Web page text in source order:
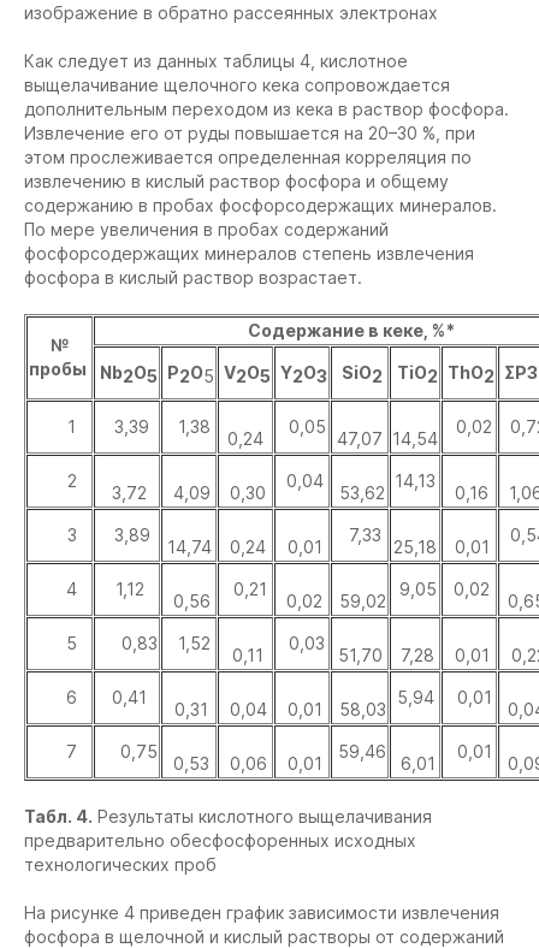
изображение в обратно рассеянных электронах
Как следует из данных таблицы 4, кислотное
выщелачивание щелочного кека сопровождается
дополнительным переходом из кека в раствор фосфора.
Извлечение его от руды повышается на 20–30 %, при
этом прослеживается определенная корреляция по
извлечению в кислый раствор фосфора и общему
содержанию в пробах фосфорсодержащих минералов.
По мере увеличения в пробах содержаний
фосфорсодержащих минералов степень извлечения
фосфора в кислый раствор возрастает.
№
пробы
Содержание в кеке, %*
Nb2O5 P2O5 V2O5 Y2O3 SiO2 TiO2 ThO2
1 3,39 1,38
0,24
0,05
47,07 14,54
0,02
2
3,72 4,09 0,30
0,04
53,62
14,13
0,16
3 3,89
14,74 0,24 0,01
7,33
25,18 0,01
4 1,12
0,56
0,21
0,02 59,02
9,05 0,02
5 0,83 1,52
0,11
0,03
51,70 7,28 0,01
6 0,41
0,31 0,04 0,01 58,03
5,94 0,01
7 0,75
0,53 0,06 0,01
59,46
6,01
0,01
Табл. 4. Результаты кислотного выщелачивания
предварительно обесфосфоренных исходных
технологических проб
На рисунке 4 приведен график зависимости извлечения
фосфора в щелочной и кислый растворы от содержаний